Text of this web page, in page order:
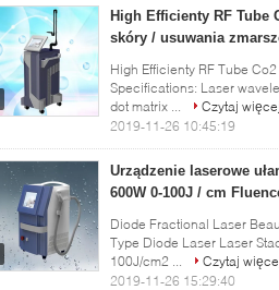
High Efficienty RF Tube
skóry / usuwania
High Efficienty RF Tube
Specifications: Laser
dot matrix ...
Czytaj więcej
2019-11-26 10:45:19
Urządzenie laserowe
600W 0-100J / cm
Diode Fractional Laser
Type Diode Laser Laser
100J/cm2 ...
Czytaj
2019-11-26 15:29:40